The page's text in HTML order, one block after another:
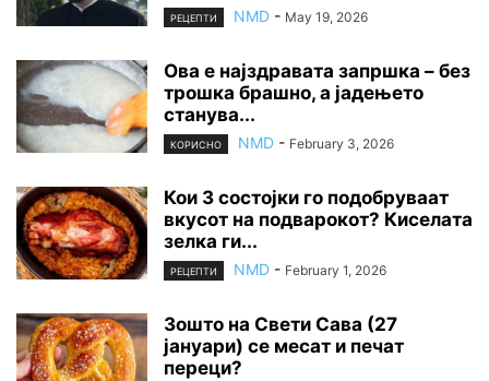
РЕЦЕПТИ NMD - May 19, 2026
Ова е најздравата запршка – без
трошка брашно, а јадењето
станува...
КОРИСНО NMD - February 3, 2026
Кои 3 состојки го подобруваат
вкусот на подварокот? Киселата
зелка ги...
РЕЦЕПТИ NMD - February 1, 2026
Зошто на Свети Сава (27
јануари) се месат и печат
переци?